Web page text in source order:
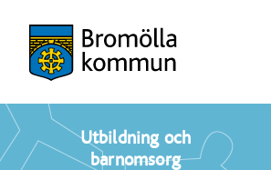
Utbildning och
barnomsorg